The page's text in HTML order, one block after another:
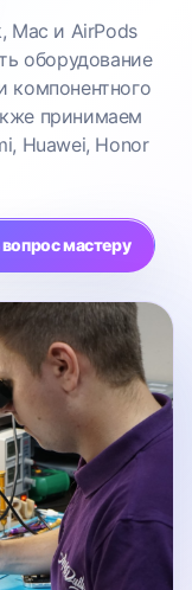
Mac и AirPods
оборудование
компонентного
принимаем
Huawei, Honor
мастеру